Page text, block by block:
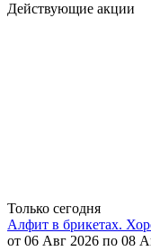
Действующие акции
Только сегодня
Алфит в брикетах.
от 06 Авг 2026 по 08